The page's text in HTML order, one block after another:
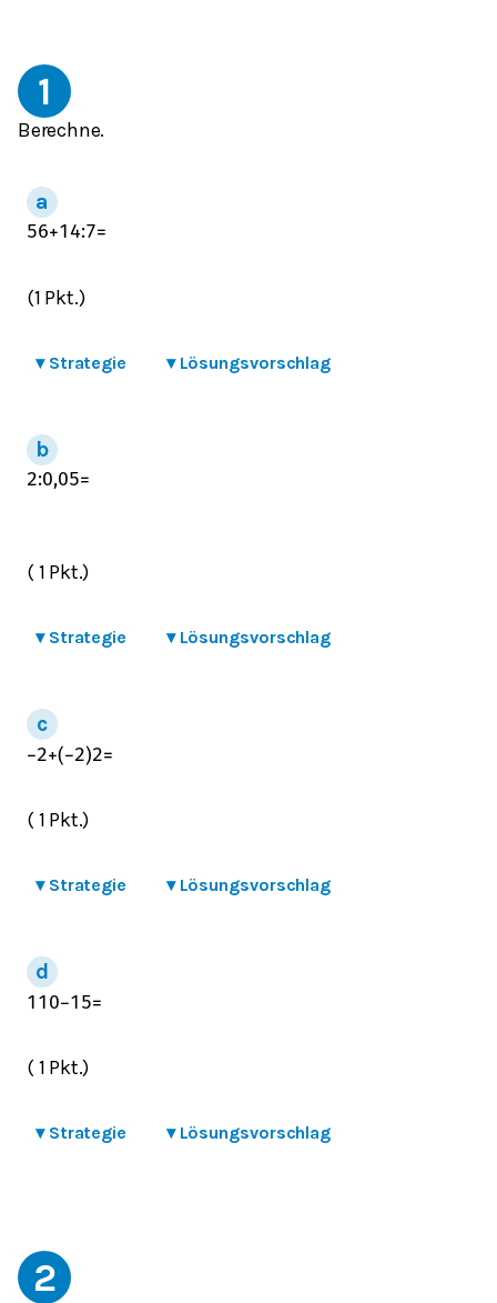
1
Berechne.
56+14:7=
(1 Pkt.)
▾ Strategie ▾ Lösungsvorschlag
2:0,05=
( 1 Pkt.)
▾ Strategie ▾ Lösungsvorschlag
−2+(−2)2=
( 1 Pkt.)
▾ Strategie ▾ Lösungsvorschlag
1 10−1 5=
( 1 Pkt.)
▾ Strategie ▾ Lösungsvorschlag
2